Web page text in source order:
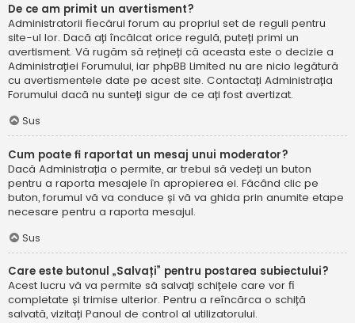
De ce am primit un avertisment?
Administratorii fiecărui forum au propriul set de reguli pentru
site-ul lor. Dacă ați încălcat orice regulă, puteți primi un
avertisment. Vă rugăm să rețineți că aceasta este o decizie a
Administrației Forumului, iar phpBB Limited nu are nicio legătură
cu avertismentele date pe acest site. Contactați Administrația
Forumului dacă nu sunteți sigur de ce ați fost avertizat.
Sus
Cum poate fi raportat un mesaj unui moderator?
Dacă Administrația o permite, ar trebui să vedeți un buton
pentru a raporta mesajele în apropierea ei. Făcând clic pe
buton, forumul vă va conduce și vă va ghida prin anumite etape
necesare pentru a raporta mesajul.
Sus
Care este butonul „Salvați” pentru postarea subiectului?
Acest lucru vă va permite să salvați schițele care vor fi
completate și trimise ulterior. Pentru a reîncărca o schiță
salvată, vizitați Panoul de control al utilizatorului.